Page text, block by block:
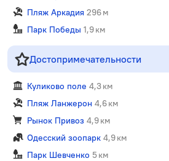
Пляж Аркадия 296 м
Парк Победы 1,9 км
Достопримечательности
Куликово поле 4,3 км
Пляж Ланжерон 4,6 км
Рынок Привоз 4,9 км
Одесский зоопарк 4,9 км
Парк Шевченко 5 км